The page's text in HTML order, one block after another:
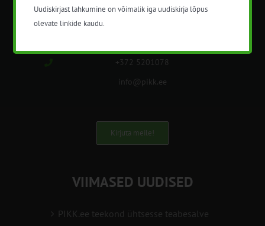
Nõuandeteenistuse nimetuse alt
korraldatalse põllu- ja maamajanduslikke
+372 5201078
info@pikk.ee
Kirjuta meile!
VIIMASED UUDISED
PIKK.ee teekond ühtsesse teabesalve
Uudiskirjast lahkumine on võimalik iga uudiskirja lõpus
olevate linkide kaudu.